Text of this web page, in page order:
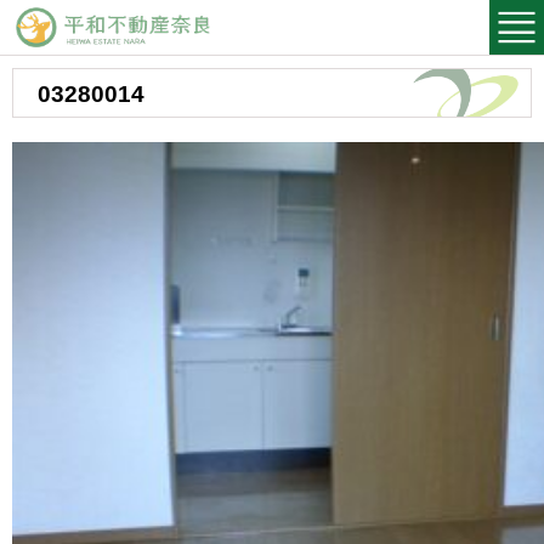
平和不動産奈良
03280014